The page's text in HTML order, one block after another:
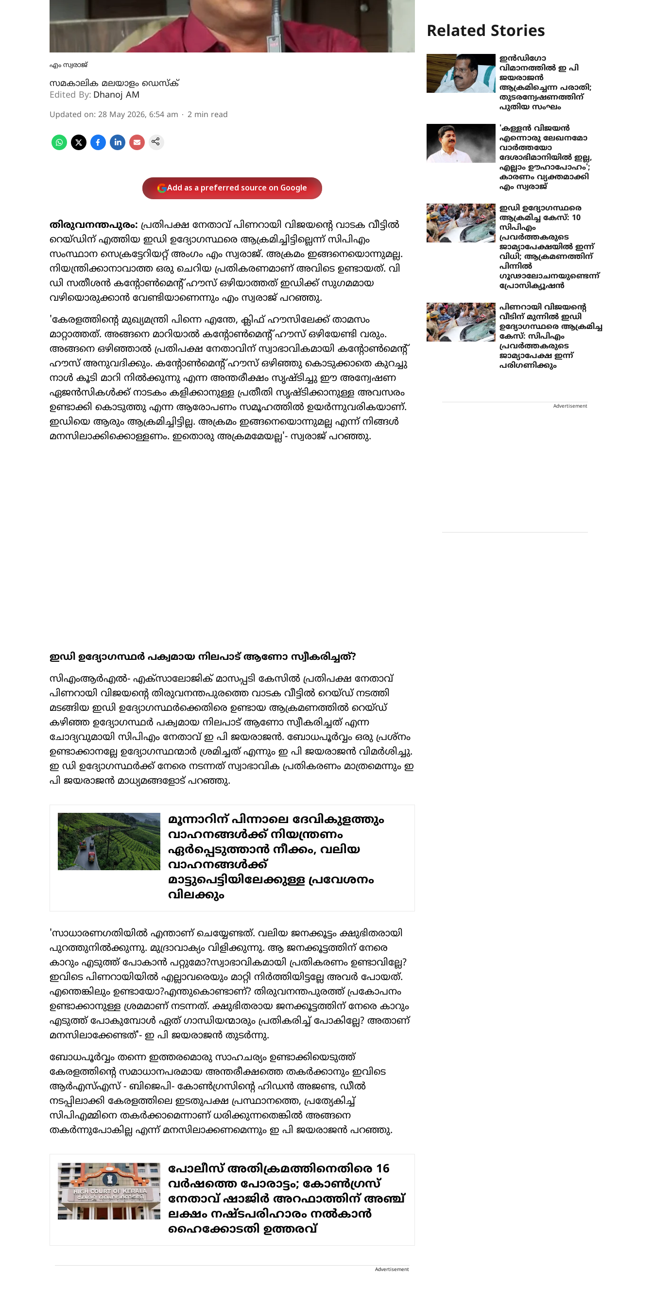
എം സ്വരാജ്
സമകാലിക മലയാളം ഡെസ്ക്
Edited By: Dhanoj AM
Updated on: 28 May 2026, 6:54 am 2 min read
Add as a preferred source on Google
തിരുവനന്തപുരം: പ്രതിപക്ഷ നേതാവ് പിണറായി വിജയന്റെ വാടക വീട്ടില്‍
റെയ്ഡിന് എത്തിയ ഇഡി ഉദ്യോഗസ്ഥരെ ആക്രമിച്ചിട്ടില്ലെന്ന് സിപിഎം
സംസ്ഥാന സെക്രട്ടേറിയറ്റ് അംഗം എം സ്വരാജ്. അക്രമം ഇങ്ങനെയൊന്നുമല്ല.
നിയന്ത്രിക്കാനാവാത്ത ഒരു ചെറിയ പ്രതികരണമാണ് അവിടെ ഉണ്ടായത്. വി
ഡി സതീശന്‍ കന്റോണ്‍മെന്റ് ഹൗസ് ഒഴിയാത്തത് ഇഡിക്ക് സുഗമമായ
വഴിയൊരുക്കാന്‍ വേണ്ടിയാണെന്നും എം സ്വരാജ് പറഞ്ഞു.
'കേരളത്തിന്റെ മുഖ്യമന്ത്രി പിന്നെ എന്തേ, ക്ലിഫ് ഹൗസിലേക്ക് താമസം
മാറ്റാത്തത്. അങ്ങനെ മാറിയാല്‍ കന്റോണ്‍മെന്റ് ഹൗസ് ഒഴിയേണ്ടി വരും.
അങ്ങനെ ഒഴിഞ്ഞാല്‍ പ്രതിപക്ഷ നേതാവിന് സ്വാഭാവികമായി കന്റോണ്‍മെന്റ്
ഹൗസ് അനുവദിക്കും. കന്റോണ്‍മെന്റ് ഹൗസ് ഒഴിഞ്ഞു കൊടുക്കാതെ കുറച്ചു
നാള്‍ കൂടി മാറി നില്‍ക്കുന്നു എന്ന അന്തരീക്ഷം സൃഷ്ടിച്ചു ഈ അന്വേഷണ
ഏജന്‍സികള്‍ക്ക് നാടകം കളിക്കാനുള്ള പ്രതീതി സൃഷ്ടിക്കാനുള്ള അവസരം
ഉണ്ടാക്കി കൊടുത്തു എന്ന ആരോപണം സമൂഹത്തില്‍ ഉയര്‍ന്നുവരികയാണ്.
ഇഡിയെ ആരും ആക്രമിച്ചിട്ടില്ല. അക്രമം ഇങ്ങനെയൊന്നുമല്ല എന്ന് നിങ്ങള്‍
മനസിലാക്കിക്കൊള്ളണം. ഇതൊരു അക്രമമേയല്ല'- സ്വരാജ് പറഞ്ഞു.
ഇഡി ഉദ്യോഗസ്ഥര്‍ പക്വമായ നിലപാട് ആണോ സ്വീകരിച്ചത്?
സിഎംആര്‍എല്‍- എക്സാലോജിക് മാസപ്പടി കേസില്‍ പ്രതിപക്ഷ നേതാവ്
പിണറായി വിജയന്റെ തിരുവനന്തപുരത്തെ വാടക വീട്ടില്‍ റെയ്ഡ് നടത്തി
മടങ്ങിയ ഇഡി ഉദ്യോഗസ്ഥര്‍ക്കെതിരെ ഉണ്ടായ ആക്രമണത്തില്‍ റെയ്ഡ്
കഴിഞ്ഞ ഉദ്യോഗസ്ഥര്‍ പക്വമായ നിലപാട് ആണോ സ്വീകരിച്ചത് എന്ന
ചോദ്യവുമായി സിപിഎം നേതാവ് ഇ പി ജയരാജന്‍. ബോധപൂര്‍വ്വം ഒരു പ്രശ്നം
ഉണ്ടാക്കാനല്ലേ ഉദ്യോഗസ്ഥന്മാര്‍ ശ്രമിച്ചത് എന്നും ഇ പി ജയരാജന്‍ വിമര്‍ശിച്ചു.
ഇ ഡി ഉദ്യോഗസ്ഥര്‍ക്ക് നേരെ നടന്നത് സ്വാഭാവിക പ്രതികരണം മാത്രമെന്നും ഇ
പി ജയരാജന്‍ മാധ്യമങ്ങളോട് പറഞ്ഞു.
മൂന്നാറിന് പിന്നാലെ ദേവികുളത്തും
വാഹനങ്ങള്‍ക്ക് നിയന്ത്രണം
ഏര്‍പ്പെടുത്താന്‍ നീക്കം, വലിയ
വാഹനങ്ങള്‍ക്ക്
മാട്ടുപെട്ടിയിലേക്കുള്ള പ്രവേശനം
വിലക്കും
'സാധാരണഗതിയില്‍ എന്താണ് ചെയ്യേണ്ടത്. വലിയ ജനക്കൂട്ടം ക്ഷുഭിതരായി
പുറത്തുനില്‍ക്കുന്നു. മുദ്രാവാക്യം വിളിക്കുന്നു. ആ ജനക്കൂട്ടത്തിന് നേരെ
കാറും എടുത്ത് പോകാന്‍ പറ്റുമോ?സ്വാഭാവികമായി പ്രതികരണം ഉണ്ടാവില്ലേ?
ഇവിടെ പിണറായിയില്‍ എല്ലാവരെയും മാറ്റി നിര്‍ത്തിയിട്ടല്ലേ അവര്‍ പോയത്.
എന്തെങ്കിലും ഉണ്ടായോ?എന്തുകൊണ്ടാണ്? തിരുവനന്തപുരത്ത് പ്രകോപനം
ഉണ്ടാക്കാനുള്ള ശ്രമമാണ് നടന്നത്. ക്ഷുഭിതരായ ജനക്കൂട്ടത്തിന് നേരെ കാറും
എടുത്ത് പോകുമ്പോള്‍ ഏത് ഗാന്ധിയന്മാരും പ്രതികരിച്ച് പോകില്ലേ? അതാണ്
മനസിലാക്കേണ്ടത്'- ഇ പി ജയരാജന്‍ തുടര്‍ന്നു.
ബോധപൂര്‍വ്വം തന്നെ ഇത്തരമൊരു സാഹചര്യം ഉണ്ടാക്കിയെടുത്ത്
കേരളത്തിന്റെ സമാധാനപരമായ അന്തരീക്ഷത്തെ തകര്‍ക്കാനും ഇവിടെ
ആര്‍എസ്എസ് - ബിജെപി- കോണ്‍ഗ്രസിന്റെ ഹിഡന്‍ അജണ്ട, ഡീല്‍
നടപ്പിലാക്കി കേരളത്തിലെ ഇടതുപക്ഷ പ്രസ്ഥാനത്തെ, പ്രത്യേകിച്ച്
സിപിഎമ്മിനെ തകര്‍ക്കാമെന്നാണ് ധരിക്കുന്നതെങ്കില്‍ അങ്ങനെ
തകര്‍ന്നുപോകില്ല എന്ന് മനസിലാക്കണമെന്നും ഇ പി ജയരാജന്‍ പറഞ്ഞു.
പോലീസ് അതിക്രമത്തിനെതിരെ 16
വർഷത്തെ പോരാട്ടം; കോൺഗ്രസ്
നേതാവ് ഷാജിർ അറഫാത്തിന് അഞ്ച്
ലക്ഷം നഷ്ടപരിഹാരം നൽകാൻ
ഹൈക്കോടതി ഉത്തരവ്
Advertisement
Related Stories
ഇന്‍ഡിഗോ
വിമാനത്തില്‍ ഇ പി
ജയരാജന്‍
ആക്രമിച്ചെന്ന പരാതി;
തുടരന്വേഷണത്തിന്
പുതിയ സംഘം
'കള്ളന്‍ വിജയന്‍
എന്നൊരു ലേഖനമോ
വാര്‍ത്തയോ
ദേശാഭിമാനിയില്‍ ഇല്ല,
എല്ലാം ഊഹാപോഹം';
കാരണം വ്യക്തമാക്കി
എം സ്വരാജ്
ഇഡി ഉദ്യോഗസ്ഥരെ
ആക്രമിച്ച കേസ്: 10
സിപിഎം
പ്രവര്‍ത്തകരുടെ
ജാമ്യാപേക്ഷയില്‍ ഇന്ന്
വിധി; ആക്രമണത്തിന്
പിന്നില്‍
ഗൂഢാലോചനയുണ്ടെന്ന്
പ്രോസിക്യൂഷന്‍
പിണറായി വിജയന്റെ
വീടിന് മുന്നില്‍ ഇഡി
ഉദ്യോഗസ്ഥരെ ആക്രമിച്ച
കേസ്: സിപിഎം
പ്രവര്‍ത്തകരുടെ
ജാമ്യാപേക്ഷ ഇന്ന്
പരിഗണിക്കും
Advertisement